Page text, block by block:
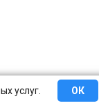
услуг. ОК